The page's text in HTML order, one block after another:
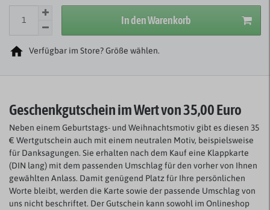
In den Warenkorb
Verfügbar im Store? Größe wählen.
Geschenkgutschein im Wert von 35,00 Euro
Neben einem Geburtstags- und Weihnachtsmotiv gibt es diesen 35
€ Wertgutschein auch mit einem neutralen Motiv, beispielsweise
für Danksagungen. Sie erhalten nach dem Kauf eine Klappkarte
(DIN lang) mit dem passenden Umschlag für den vorher von Ihnen
gewählten Anlass. Damit genügend Platz für Ihre persönlichen
Worte bleibt, werden die Karte sowie der passende Umschlag von
uns nicht beschriftet. Der Gutschein kann sowohl im Onlineshop